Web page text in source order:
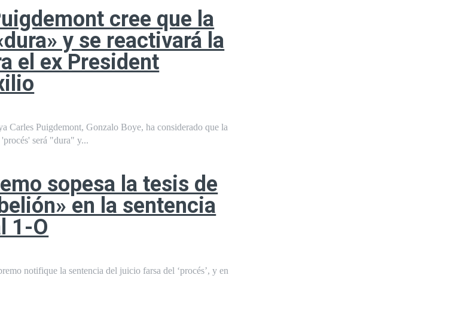
cree que la
y se reactivará la
el ex President
Carles Puigdemont, Gonzalo Boye, ha considerado que la
será "dura" y...
sopesa la tesis de
en la sentencia
1-O
notifique la sentencia del juicio farsa del ‘procés’, y en